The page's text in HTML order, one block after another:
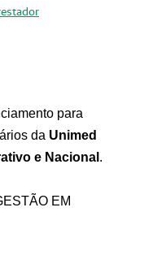
para
da Unimed
e Nacional .
EM